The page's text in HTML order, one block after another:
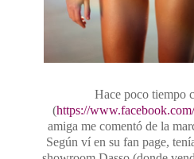
Hace poco tiempo
(https://
amiga me comentó de la
Según ví en su fan page,